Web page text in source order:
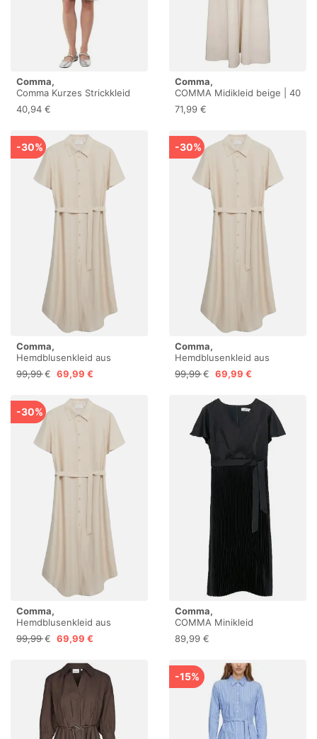
Comma,
Comma Kurzes Strickkleid
aus Viskosemix mit
überschnittenen Schultern
40,94 €
Comma,
COMMA Midikleid beige | 40
71,99 €
-30%
Comma,
Hemdblusenkleid aus
Viskoseleinenmix
99,99 € 69,99 €
-30%
Comma,
Hemdblusenkleid aus
Viskoseleinenmix
99,99 € 69,99 €
-30%
Comma,
Hemdblusenkleid aus
Viskoseleinenmix
99,99 € 69,99 €
Comma,
COMMA Minikleid
dunkelblau | 40
89,99 €
-15%